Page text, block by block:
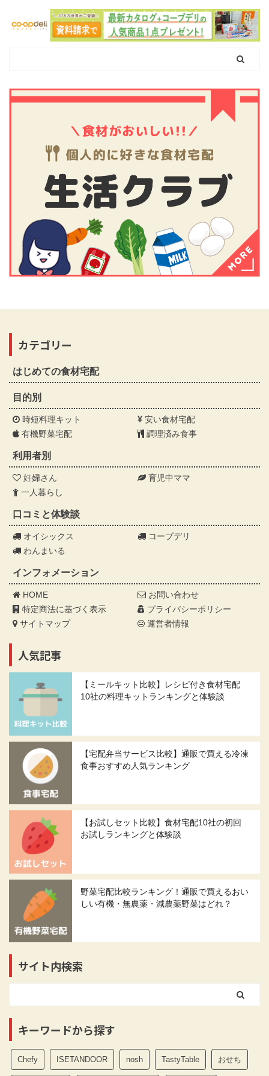
カテゴリー
はじめての食材宅配
目的別
時短料理キット
安い食材宅配
有機野菜宅配
調理済み食事
利用者別
妊婦さん
育児中ママ
一人暮らし
口コミと体験談
オイシックス
コープデリ
わんまいる
インフォメーション
HOME
お問い合わせ
特定商法に基づく表示
プライバシーポリシー
サイトマップ
運営者情報
人気記事
【ミールキット比較】レシピ付き食材宅配
10社の料理キットランキングと体験談
【宅配弁当サービス比較】通販で買える冷凍
食事おすすめ人気ランキング
【お試しセット比較】食材宅配10社の初回
お試しランキングと体験談
野菜宅配比較ランキング！通販で買えるおい
しい有機・無農薬・減農薬野菜はどれ？
サイト内検索
キーワードから探す
Chefy ISETANDOOR nosh TastyTable おせち